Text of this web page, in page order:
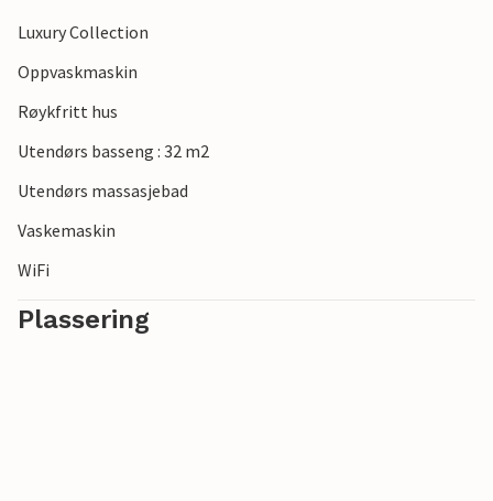
lille romerske teateret og mye mer. Gjør deg kjent med
Luxury Collection
Oppvaskmaskin
Røykfritt hus
Utendørs basseng : 32 m2
Utendørs massasjebad
Vaskemaskin
WiFi
Plassering